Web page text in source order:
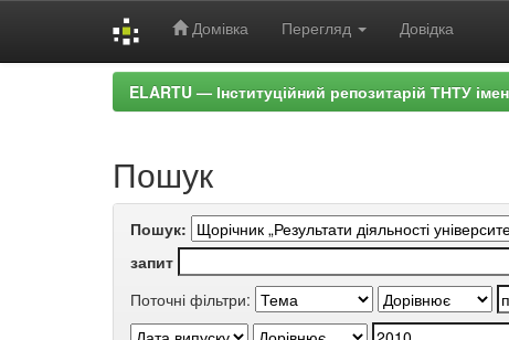
Домівка Перегляд Довідка
ELARTU — Інституційний репозитарій ТНТУ
Пошук
Пошук:
запит
Поточні фільтри: